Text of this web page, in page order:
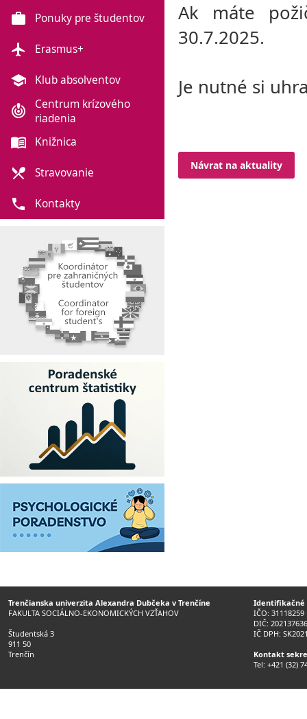
Ak máte
30.7.2025.
Je nutné si
Návrat na aktuality
work Ponuky pre študentov
flight Erasmus+
school Klub absolventov
crisis_alert
Centrum krízového
riadenia
menu_book Knižnica
local_dining Stravovanie
phone Kontakty
Trenčianska univerzita Alexandra Dubčeka v Trenčíne
FAKULTA SOCIÁLNO-EKONOMICKÝCH VZŤAHOV
Študentská 3
911 50
Trenčín
Identifikačné
IČO: 31118259
DIČ:
IČ DPH:
Kontakt
Tel: +421 (32)